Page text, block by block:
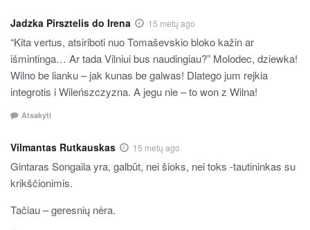
Jadzka Pirsztelis do Irena 15 metų ago
“Kita vertus, atsiriboti nuo Tomaševskio bloko kažin ar
išmintinga… Ar tada Vilniui bus naudingiau?” Molodec, dziewka!
Wilno be lianku – jak kunas be galwas! Dlatego jum rejkia
integrotis i Wileńszczyzna. A jegu nie – to won z Wilna!
Atsakyti
Vilmantas Rutkauskas 15 metų ago
Gintaras Songaila yra, galbūt, nei šioks, nei toks -tautininkas su
krikščionimis.
Tačiau – geresnių nėra.